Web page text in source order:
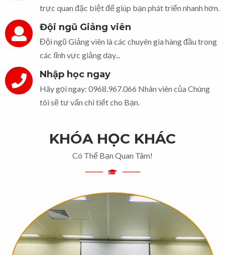
trực quan đặc biệt để giúp bạn phát triển nhanh hơn.
Đội ngũ Giảng viên
Đội ngũ Giảng viên là các chuyên gia hàng đầu trong
các lĩnh vực giảng dạy...
Nhập học ngay
Hãy gọi ngay: 0968.967.066 Nhân viên của Chúng
tôi sẽ tư vấn chi tiết cho Bạn.
KHÓA HỌC KHÁC
Có Thể Bạn Quan Tâm!